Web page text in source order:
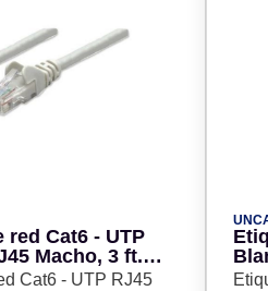
red Cat6 - UTP
Macho, 3 ft.
Cat6 - UTP RJ45
Etiquetas